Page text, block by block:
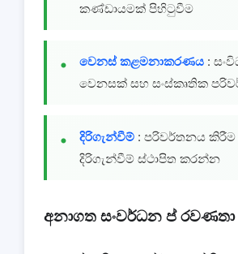
කණ්ඩායමක් පිහිටුවීම
වෙනස් කළමනාකරණය :
වෙනසක් සහ සංස්කෘතික
දිරිගැන්වීම් : පරිවර්තනය කිරීම
දිරිගැන්වීම් ස්ථාපිත කරන්න
අනාගත සංවර්ධන ප් රවණතා